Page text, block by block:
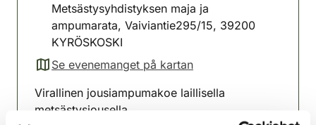
Metsästysyhdistyksen maja ja
ampumarata, Vaiviantie295/15, 39200
KYRÖSKOSKI
Se evenemanget på kartan
(avautuu uuteen välilehteen)
Virallinen jousiampumakoe laillisella
metsästysjousella.